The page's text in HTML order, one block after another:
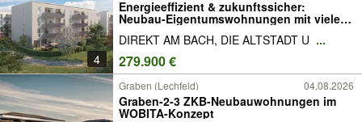
4
Energieeffizient & zukunftssicher:
Neubau-Eigentumswohnungen mit vielen
Highlights!
DIREKT AM BACH, DIE ALTSTADT U ...
279.900 €
Graben (Lechfeld) 04.08.2026
Graben-2-3 ZKB-Neubauwohnungen im
WOBITA-Konzept